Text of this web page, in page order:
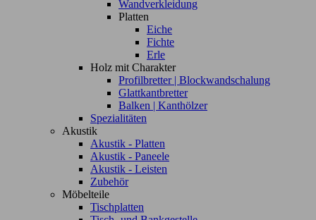
Wandverkleidung
Platten
Eiche
Fichte
Erle
Holz mit Charakter
Profilbretter | Blockwandschalung
Glattkantbretter
Balken | Kanthölzer
Spezialitäten
Akustik
Akustik - Platten
Akustik - Paneele
Akustik - Leisten
Zubehör
Möbelteile
Tischplatten